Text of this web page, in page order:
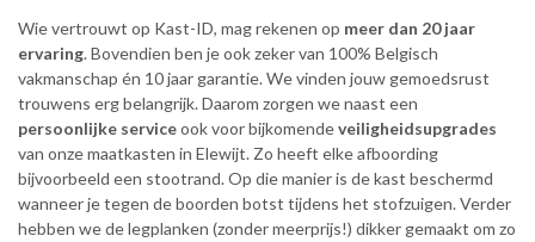
Wie vertrouwt op Kast-ID, mag rekenen op meer dan 20 jaar
ervaring. Bovendien ben je ook zeker van 100% Belgisch
vakmanschap én 10 jaar garantie. We vinden jouw gemoedsrust
trouwens erg belangrijk. Daarom zorgen we naast een
persoonlijke serviceook voor bijkomendeveiligheidsupgrades
van onze maatkasten in Elewijt. Zo heeft elke afboording
bijvoorbeeld een stootrand. Op die manier is de kast beschermd
wanneer je tegen de boorden botst tijdens het stofzuigen. Verder
hebben we de legplanken (zonder meerprijs!) dikker gemaakt om zo